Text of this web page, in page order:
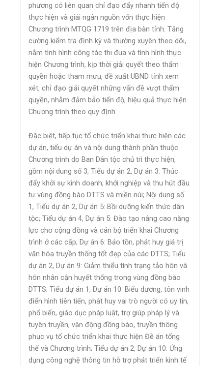
phương có liên quan chỉ đạo đẩy nhanh tiến độ
thực hiện và giải ngân nguồn vốn thực hiện
Chương trình MTQG 1719 trên địa bàn tỉnh. Tăng
cường kiểm tra định kỳ và thường xuyên theo dõi,
nắm tình hình công tác thi đua và tình hình thực
hiện Chương trình, kịp thời giải quyết theo thẩm
quyền hoặc tham mưu, đề xuất UBND tỉnh xem
xét, chỉ đạo giải quyết những vấn đề vượt thẩm
quyền, nhằm đảm bảo tiến độ, hiệu quả thực hiện
Chương trình theo quy định.
Đặc biệt, tiếp tục tổ chức triển khai thực hiện các
dự án, tiểu dự án và nội dung thành phần thuộc
Chương trình do Ban Dân tộc chủ trì thực hiện,
gồm nội dung số 3, Tiểu dự án 2, Dự án 3: Thúc
đẩy khởi sự kinh doanh, khởi nghiệp và thu hút đầu
tư vùng đồng bào DTTS và miền núi; Nội dung số
1, Tiểu dự án 2, Dự án 5: Bồi dưỡng kiến thức dân
tộc; Tiểu dự án 4, Dự án 5: Đào tạo nâng cao năng
lực cho cộng đồng và cán bộ triển khai Chương
trình ở các cấp; Dự án 6: Bảo tồn, phát huy giá trị
văn hóa truyền thống tốt đẹp của các DTTS; Tiểu
dự án 2, Dự án 9: Giảm thiểu tình trạng tảo hôn và
hôn nhân cận huyết thống trong vùng đồng bào
DTTS; Tiểu dự án 1, Dự án 10: Biểu dương, tôn vinh
điển hình tiên tiến, phát huy vai trò người có uy tín,
phổ biến, giáo dục pháp luật, trợ giúp pháp lý và
tuyên truyền, vận động đồng bào, truyền thông
phục vụ tổ chức triển khai thực hiện Đề án tổng
thể và Chương trình; Tiểu dự án 2, Dự án 10: Ứng
dụng công nghệ thông tin hỗ trợ phát triển kinh tế